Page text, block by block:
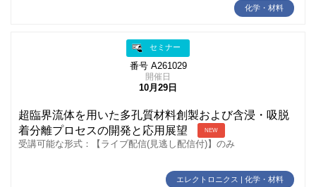
化学・材料
セミナー
番号 A261029
開催日
10月29日
超臨界流体を用いた多孔質材料創製および含浸・吸脱
着分離プロセスの開発と応用展望
NEW
受講可能な形式：【ライブ配信(見逃し配信付)】のみ
エレクトロニクス | 化学・材料